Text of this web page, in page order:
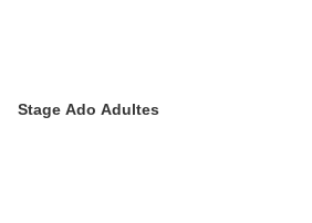
Stage Ado Adultes